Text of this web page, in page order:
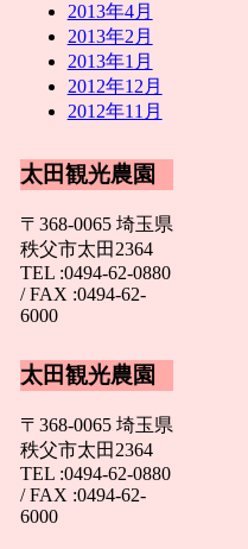
2013年4月
2013年2月
2013年1月
2012年12月
2012年11月
太田観光農園
〒368-0065 埼玉県
秩父市太田2364
TEL :0494-62-0880
/ FAX :0494-62-
6000
太田観光農園
〒368-0065 埼玉県
秩父市太田2364
TEL :0494-62-0880
/ FAX :0494-62-
6000